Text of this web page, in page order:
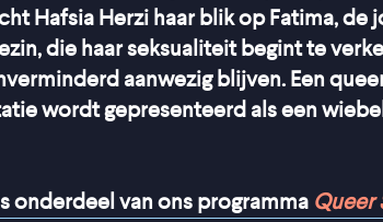
Hafsia Herzi haar blik op Fatima, de
die haar seksualiteit begint te
aanwezig blijven. Een
wordt gepresenteerd als een
onderdeel van ons programma Queer